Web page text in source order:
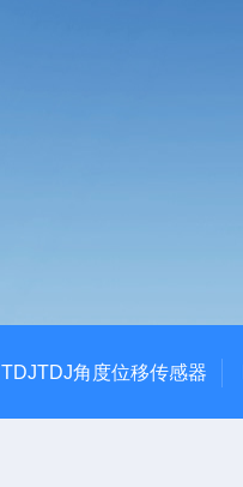
TDJTDJ角度位移传感器